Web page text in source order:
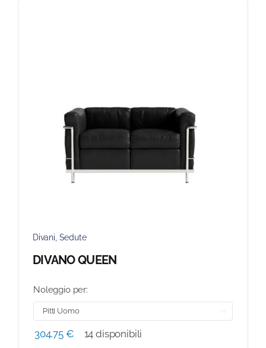
Divani, Sedute
DIVANO QUEEN
Noleggio per:
304,75 € 14 disponibili